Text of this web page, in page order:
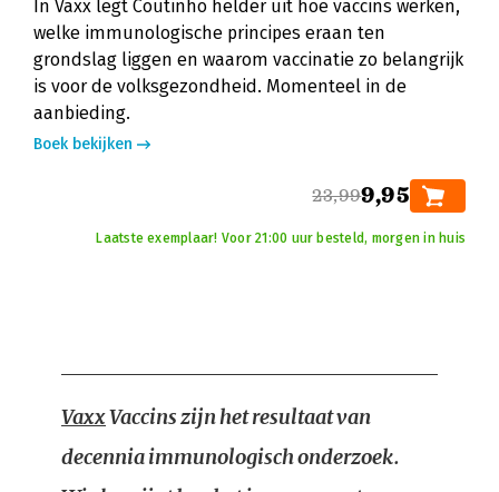
In Vaxx legt Coutinho helder uit hoe vaccins werken,
welke immunologische principes eraan ten
grondslag liggen en waarom vaccinatie zo belangrijk
is voor de volksgezondheid. Momenteel in de
aanbieding.
Boek bekijken
23,999,95
Laatste exemplaar! Voor 21:00 uur besteld, morgen in huis
VaxxVaccins zijn het resultaat van
decennia immunologisch onderzoek.